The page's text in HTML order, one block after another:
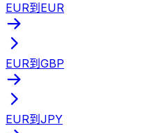
EUR到EUR
EUR到GBP
EUR到JPY